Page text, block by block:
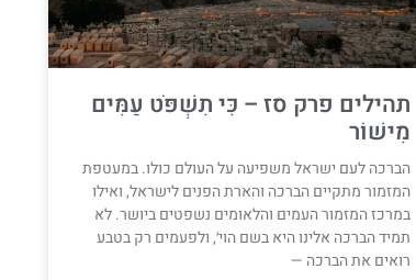
תהילים פרק סז – כִּי תִשְׁפֹּט עַמִּים
מִישׁוֹר
הברכה לעם ישראל משפיעה על העולם כולו. במעטפת
המזמור מתקיים הברכה והארת הפנים לישראל, ואילו
במרכז המזמור העמים והלאומים נשפטים ביושר. לא
תמיד הברכה אלינו היא בשם הוי׳, ולפעמים רק בטבע
רואים את הברכה —